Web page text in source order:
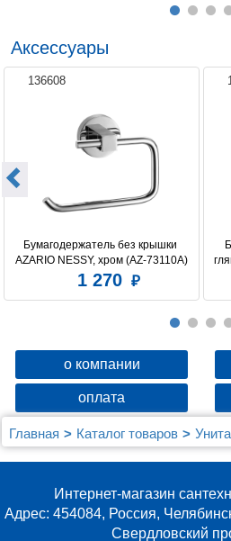
Аксессуары
136608
Бумагодержатель без крышки
AZARIO NESSY, хром (AZ-73110A)
1 270
о компании
оплата
Главная Каталог товаров
Унитазы Berges Wasserhaus
черная, унитаз EGO XL Rimless,
Интернет-магазин
Адрес: 454084, Россия,
Свердловский